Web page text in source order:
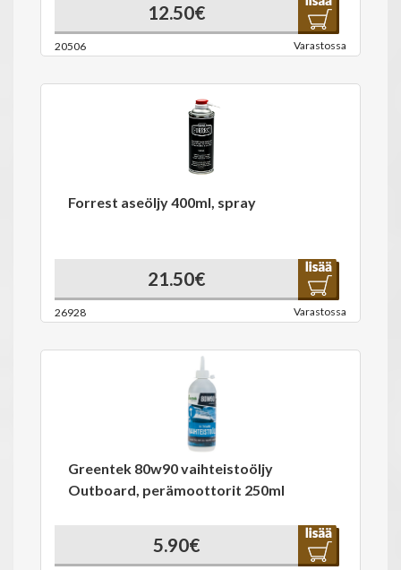
12.50€
20506 Varastossa
Forrest aseöljy 400ml, spray
21.50€
26928 Varastossa
Greentek 80w90 vaihteistoöljy
Outboard, perämoottorit 250ml
5.90€